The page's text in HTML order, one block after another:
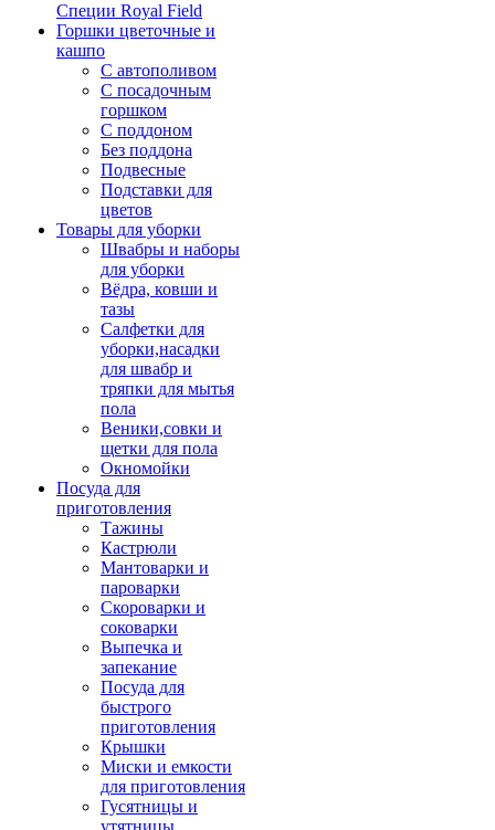
Специи Royal Field
Горшки цветочные и
кашпо
С автополивом
С посадочным
горшком
С поддоном
Без поддона
Подвесные
Подставки для
цветов
Товары для уборки
Швабры и наборы
для уборки
Вёдра, ковши и
тазы
Салфетки для
уборки,насадки
для швабр и
тряпки для мытья
пола
Веники,совки и
щетки для пола
Окномойки
Посуда для
приготовления
Тажины
Кастрюли
Мантоварки и
пароварки
Скороварки и
соковарки
Выпечка и
запекание
Посуда для
быстрого
приготовления
Крышки
Миски и емкости
для приготовления
Гусятницы и
утятницы